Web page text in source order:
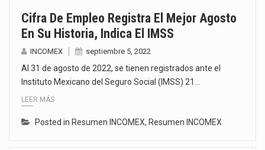
Cifra De Empleo Registra El Mejor Agosto
En Su Historia, Indica El IMSS
INCOMEX septiembre 5, 2022
Al 31 de agosto de 2022, se tienen registrados ante el
Instituto Mexicano del Seguro Social (IMSS) 21…
LEER MÁS
Posted in Resumen INCOMEX, Resumen INCOMEX